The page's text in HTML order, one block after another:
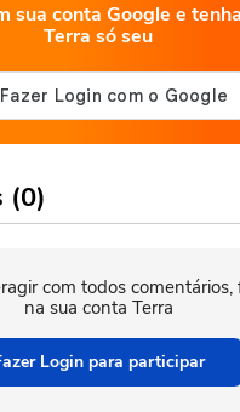
sua conta Google e
Terra só seu
(0)
com todos comentários,
na sua conta Terra
Login para participar